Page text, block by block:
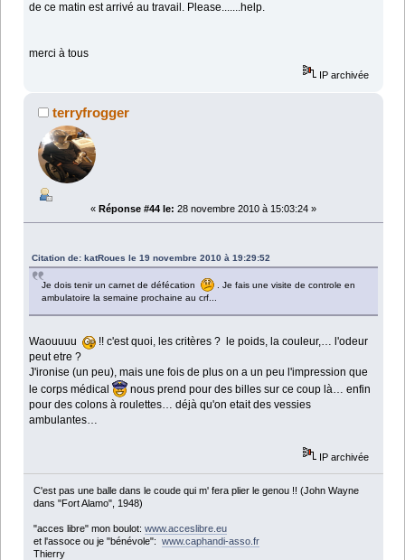
de ce matin est arrivé au travail. Please.......help.
merci à tous
IP archivée
terryfrogger
« Réponse #44 le: 28 novembre 2010 à 15:03:24 »
Citation de: katRoues le 19 novembre 2010 à 19:29:52
Je dois tenir un carnet de défécation
. Je fais une visite de controle en
ambulatoire la semaine prochaine au crf...
Waouuuu
!! c'est quoi, les critères ? le poids, la couleur,… l'odeur
peut etre ?
J'ironise (un peu), mais une fois de plus on a un peu l'impression que
le corps médical
nous prend pour des billes sur ce coup là… enfin
pour des colons à roulettes… déjà qu'on etait des vessies
ambulantes…
IP archivée
C'est pas une balle dans le coude qui m' fera plier le genou !! (John Wayne
dans "Fort Alamo", 1948)
"acces libre" mon boulot: www.acceslibre.eu
et l'assoce ou je "bénévole": www.caphandi-asso.fr
Thierry